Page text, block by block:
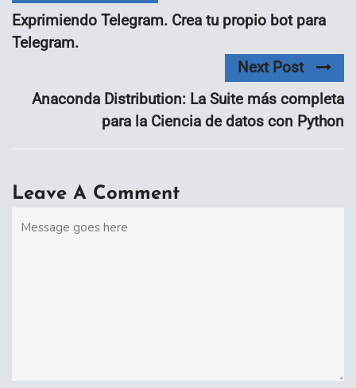
Exprimiendo Telegram. Crea tu propio bot para
Telegram.
Next Post
Anaconda Distribution: La Suite más completa
para la Ciencia de datos con Python
Leave A Comment